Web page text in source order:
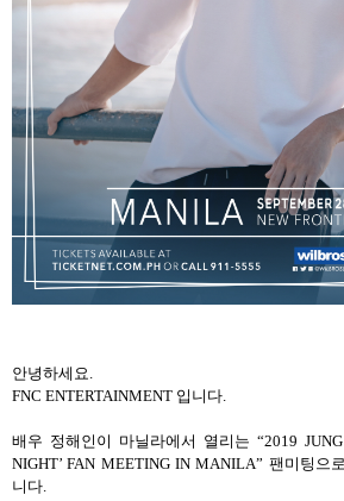
안녕하세요.
FNC ENTERTAINMENT 입니다.
배우 정해인이 마닐라에서 열리는 “2019
NIGHT’ FAN MEETING IN MANILA” 팬미팅으
니다.